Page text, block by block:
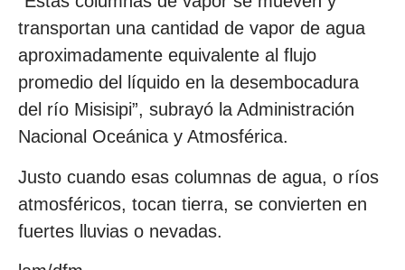
transportan una cantidad de vapor de agua
aproximadamente equivalente al flujo
promedio del líquido en la desembocadura
del río Misisipi”, subrayó la Administración
Nacional Oceánica y Atmosférica.
Justo cuando esas columnas de agua, o ríos
atmosféricos, tocan tierra, se convierten en
fuertes lluvias o nevadas.